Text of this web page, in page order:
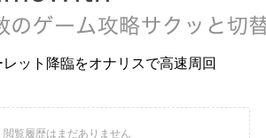
レット降臨をオナリスで高速周回